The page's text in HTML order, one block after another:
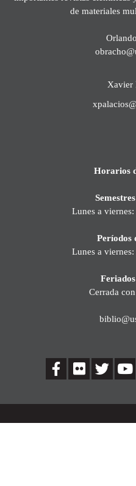
de materiales
Xavier
Horarios
Lunes a
Períodos
Lunes a
Cerrada